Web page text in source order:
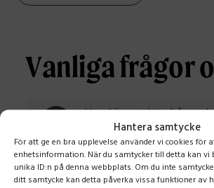
Hantera samtycke
För att ge en bra upplevelse använder vi cookies för
enhetsinformation. När du samtycker till detta kan vi
unika ID:n på denna webbplats. Om du inte
ditt samtycke kan detta påverka vissa funktioner av
Vanliga frågor
Hur skiljer sig Lite från
Mousetrapper-produkter?
Hur bidrar Mousetrapper
bättre arbetsställning?